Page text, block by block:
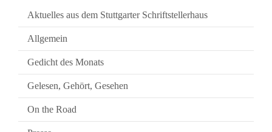
Aktuelles aus dem Stuttgarter Schriftstellerhaus
Allgemein
Gedicht des Monats
Gelesen, Gehört, Gesehen
On the Road